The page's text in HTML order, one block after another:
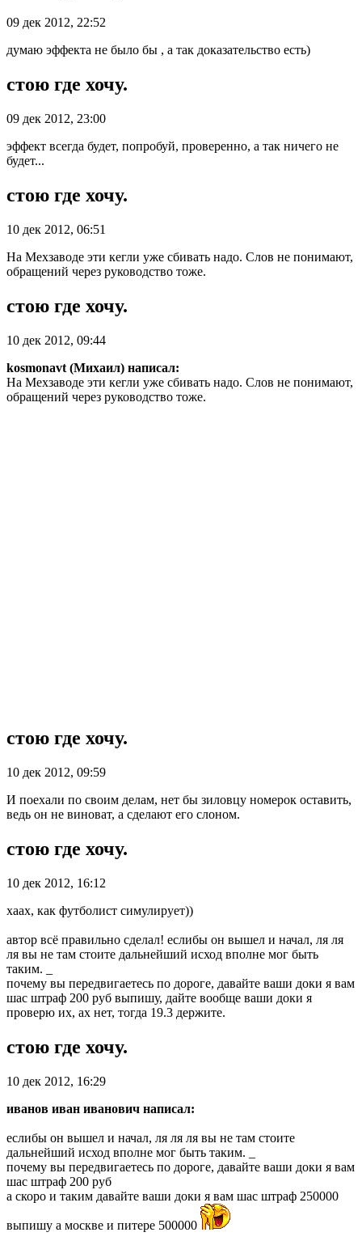
09 дек 2012, 22:52
думаю эффекта не было бы , а так доказательство есть)
стою где хочу.
09 дек 2012, 23:00
эффект всегда будет, попробуй, проверенно, а так ничего не
будет...
стою где хочу.
10 дек 2012, 06:51
На Мехзаводе эти кегли уже сбивать надо. Слов не понимают,
обращений через руководство тоже.
стою где хочу.
10 дек 2012, 09:44
kosmonavt (Михаил) написал:
На Мехзаводе эти кегли уже сбивать надо. Слов не понимают,
обращений через руководство тоже.
стою где хочу.
10 дек 2012, 09:59
И поехали по своим делам, нет бы зиловцу номерок оставить,
ведь он не виноват, а сделают его слоном.
стою где хочу.
10 дек 2012, 16:12
хаах, как футболист симулирует))
автор всё правильно сделал! еслибы он вышел и начал, ля ля
ля вы не там стоите дальнейший исход вполне мог быть
таким. _
почему вы передвигаетесь по дороге, давайте ваши доки я вам
шас штраф 200 руб выпишу, дайте вообще ваши доки я
проверю их, ах нет, тогда 19.3 держите.
стою где хочу.
10 дек 2012, 16:29
иванов иван иванович написал:
еслибы он вышел и начал, ля ля ля вы не там стоите
дальнейший исход вполне мог быть таким. _
почему вы передвигаетесь по дороге, давайте ваши доки я вам
шас штраф 200 руб
а скоро и таким давайте ваши доки я вам шас штраф 250000
выпишу а москве и питере 500000